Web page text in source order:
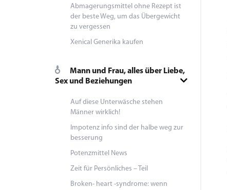
Abmagerungsmittel ohne Rezept ist
der beste Weg, um das Übergewicht
zu vergessen
Xenical Generika kaufen
Mann und Frau, alles über Liebe,
Sex und Beziehungen
Auf diese Unterwäsche stehen
Männer wirklich!
Impotenz info sind der halbe weg zur
besserung
Potenzmittel News
Zeit für Persönliches – Teil
Broken- heart -syndrome: wenn